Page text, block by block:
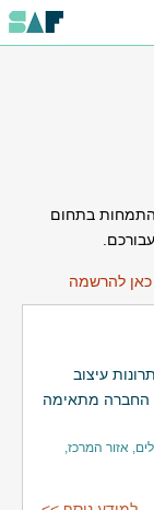
התמחות בתחום
כאן להרשמה
עיצוב
החברה מתאימה
אזור המרכז,